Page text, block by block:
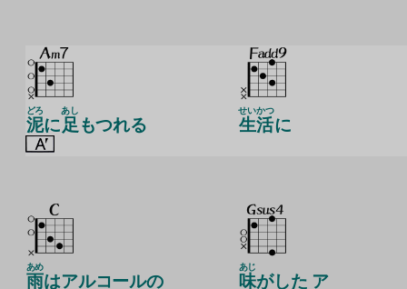
泥
どろ
に足
あし
もつれる 生活
せいかつ
に
雨
あめ
はアルコールの 味
あじ
がした ア